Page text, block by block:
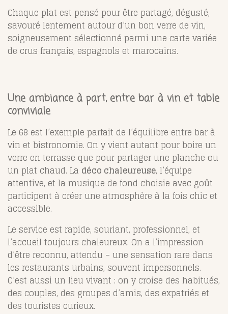
Chaque plat est pensé pour être partagé, dégusté,
savouré lentement autour d’un bon verre de vin,
soigneusement sélectionné parmi une carte variée
de crus français, espagnols et marocains.
Une ambiance à part, entre bar à vin et table
conviviale
Le 68 est l’exemple parfait de l’équilibre entre bar à
vin et bistronomie. On y vient autant pour boire un
verre en terrasse que pour partager une planche ou
un plat chaud. La déco chaleureuse, l’équipe
attentive, et la musique de fond choisie avec goût
participent à créer une atmosphère à la fois chic et
accessible.
Le service est rapide, souriant, professionnel, et
l’accueil toujours chaleureux. On a l’impression
d’être reconnu, attendu – une sensation rare dans
les restaurants urbains, souvent impersonnels.
C’est aussi un lieu vivant : on y croise des habitués,
des couples, des groupes d’amis, des expatriés et
des touristes curieux.